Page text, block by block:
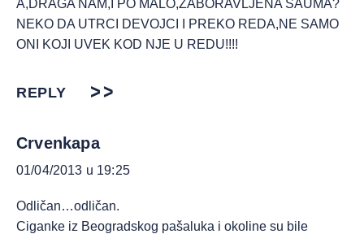
A,DRAGA NAM,I PO MALO,ZABORAVLJENA SAUMA?
NEKO DA UTRCI DEVOJCI I PREKO REDA,NE SAMO
ONI KOJI UVEK KOD NJE U REDU!!!!
REPLY
Crvenkapa
01/04/2013 u 19:25
Odličan…odličan.
Ciganke iz Beogradskog pašaluka i okoline su bile